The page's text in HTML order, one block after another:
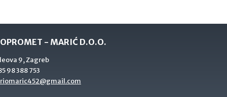
- MARIĆ D.O.O.
9, Zagreb
98 388 753